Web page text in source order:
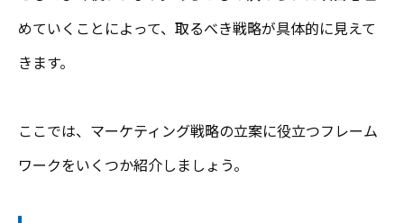
めていくことによって、取るべき戦略が具体的に見えて
きます。
ここでは、マーケティング戦略の立案に役立つフレーム
ワークをいくつか紹介しましょう。